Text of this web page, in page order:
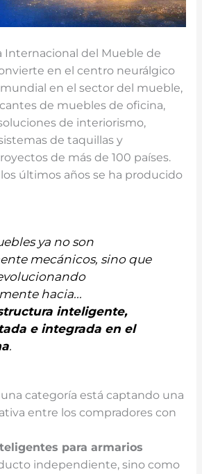
Internacional del Mueble de
en el centro neurálgico
en el sector del mueble,
de muebles de oficina,
de interiorismo,
de taquillas y
de más de 100 países.
últimos años se ha producido
ya no son
mecánicos, sino que
hacia...
inteligente,
e integrada en el
.
categoría está captando una
entre los compradores con
para armarios
independiente, sino como